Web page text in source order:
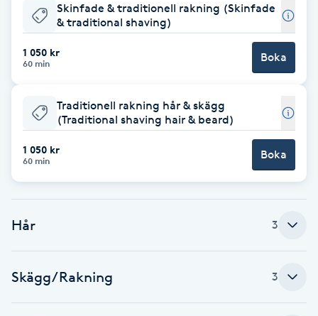
Brynplockning
Bröllopsuppsättning
C
Celluliter
Coachning
Color correction
Skinfade & traditionell rakning (Skinfade
& traditional shaving)
1 050 kr
60 min Boka
Traditionell rakning hår & skägg
(Traditional shaving hair & beard)
1 050 kr
60 min Boka
Hår 3
Skägg/Rakning 3